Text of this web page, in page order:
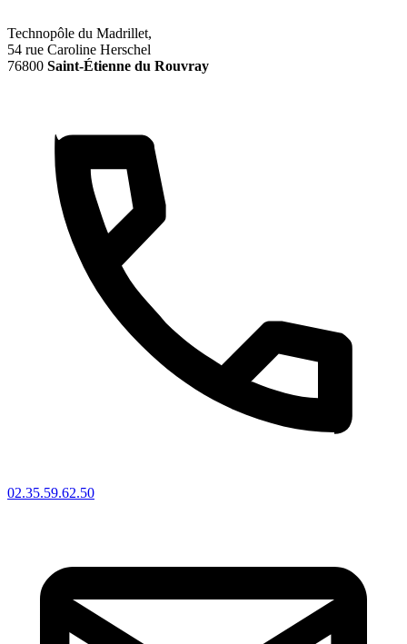
Technopôle du Madrillet,
54 rue Caroline Herschel
76800 Saint-Étienne du Rouvray
02.35.59.62.50